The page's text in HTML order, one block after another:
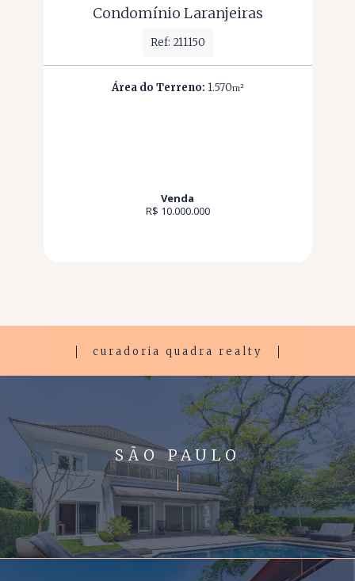
Condomínio Laranjeiras
Ref: 211150
Área do Terreno: 1.570m²
Venda
R$ 10.000.000
curadoria quadra realty
SÃO PAULO